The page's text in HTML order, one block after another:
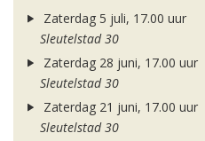
Zaterdag 5 juli, 17.00 uur
Sleutelstad 30
Zaterdag 28 juni, 17.00 uur
Sleutelstad 30
Zaterdag 21 juni, 17.00 uur
Sleutelstad 30